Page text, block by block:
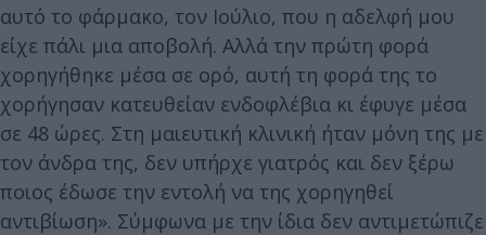
αυτό το φάρμακο, τον Ιούλιο, που η αδελφή μου
είχε πάλι μια αποβολή. Αλλά την πρώτη φορά
χορηγήθηκε μέσα σε ορό, αυτή τη φορά της το
χορήγησαν κατευθείαν ενδοφλέβια κι έφυγε μέσα
σε 48 ώρες. Στη μαιευτική κλινική ήταν μόνη της με
τον άνδρα της, δεν υπήρχε γιατρός και δεν ξέρω
ποιος έδωσε την εντολή να της χορηγηθεί
αντιβίωση». Σύμφωνα με την ίδια δεν αντιμετώπιζε